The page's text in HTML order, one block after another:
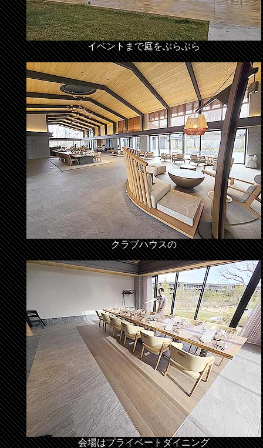
イベントまで庭をぶらぶら
クラブハウスの
会場はプライベートダイニング